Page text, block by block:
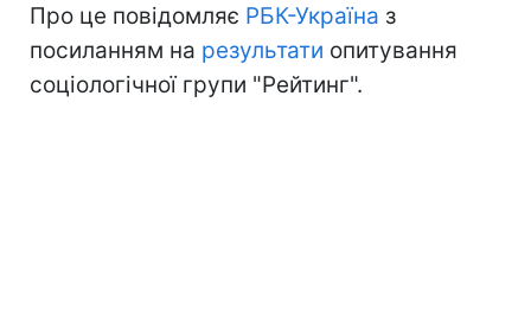
Про це повідомляє РБК-Україна з
посиланням на результати опитування
соціологічної групи "Рейтинг".